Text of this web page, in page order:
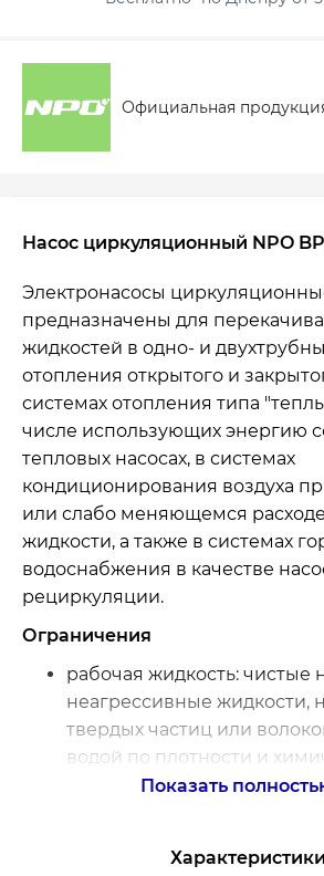
Официальная
Насос циркуляционный NPO
Электронасосы
предназначены для
жидкостей в одно- и
отопления открытого и
системах отопления типа
числе использующих энергию
тепловых насосах, в системах
кондиционирования воздуха
или слабо меняющемся
жидкости, а также в системах
водоснабжения в качестве
рециркуляции.
Ограничения
рабочая жидкость: чистые
неагрессивные жидкости,
твердых частиц или
водой по плотности и
активности
содержание соединений
Показать
Характеристики